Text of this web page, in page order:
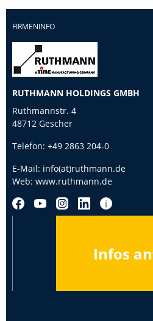
FIRMENINFO
RUTHMANN HOLDINGS GMBH
Ruthmannstr. 4
48712 Gescher
Telefon: +49 2863 204-0
E-Mail: info(at)ruthmann.de
Web: www.ruthmann.de
Infos